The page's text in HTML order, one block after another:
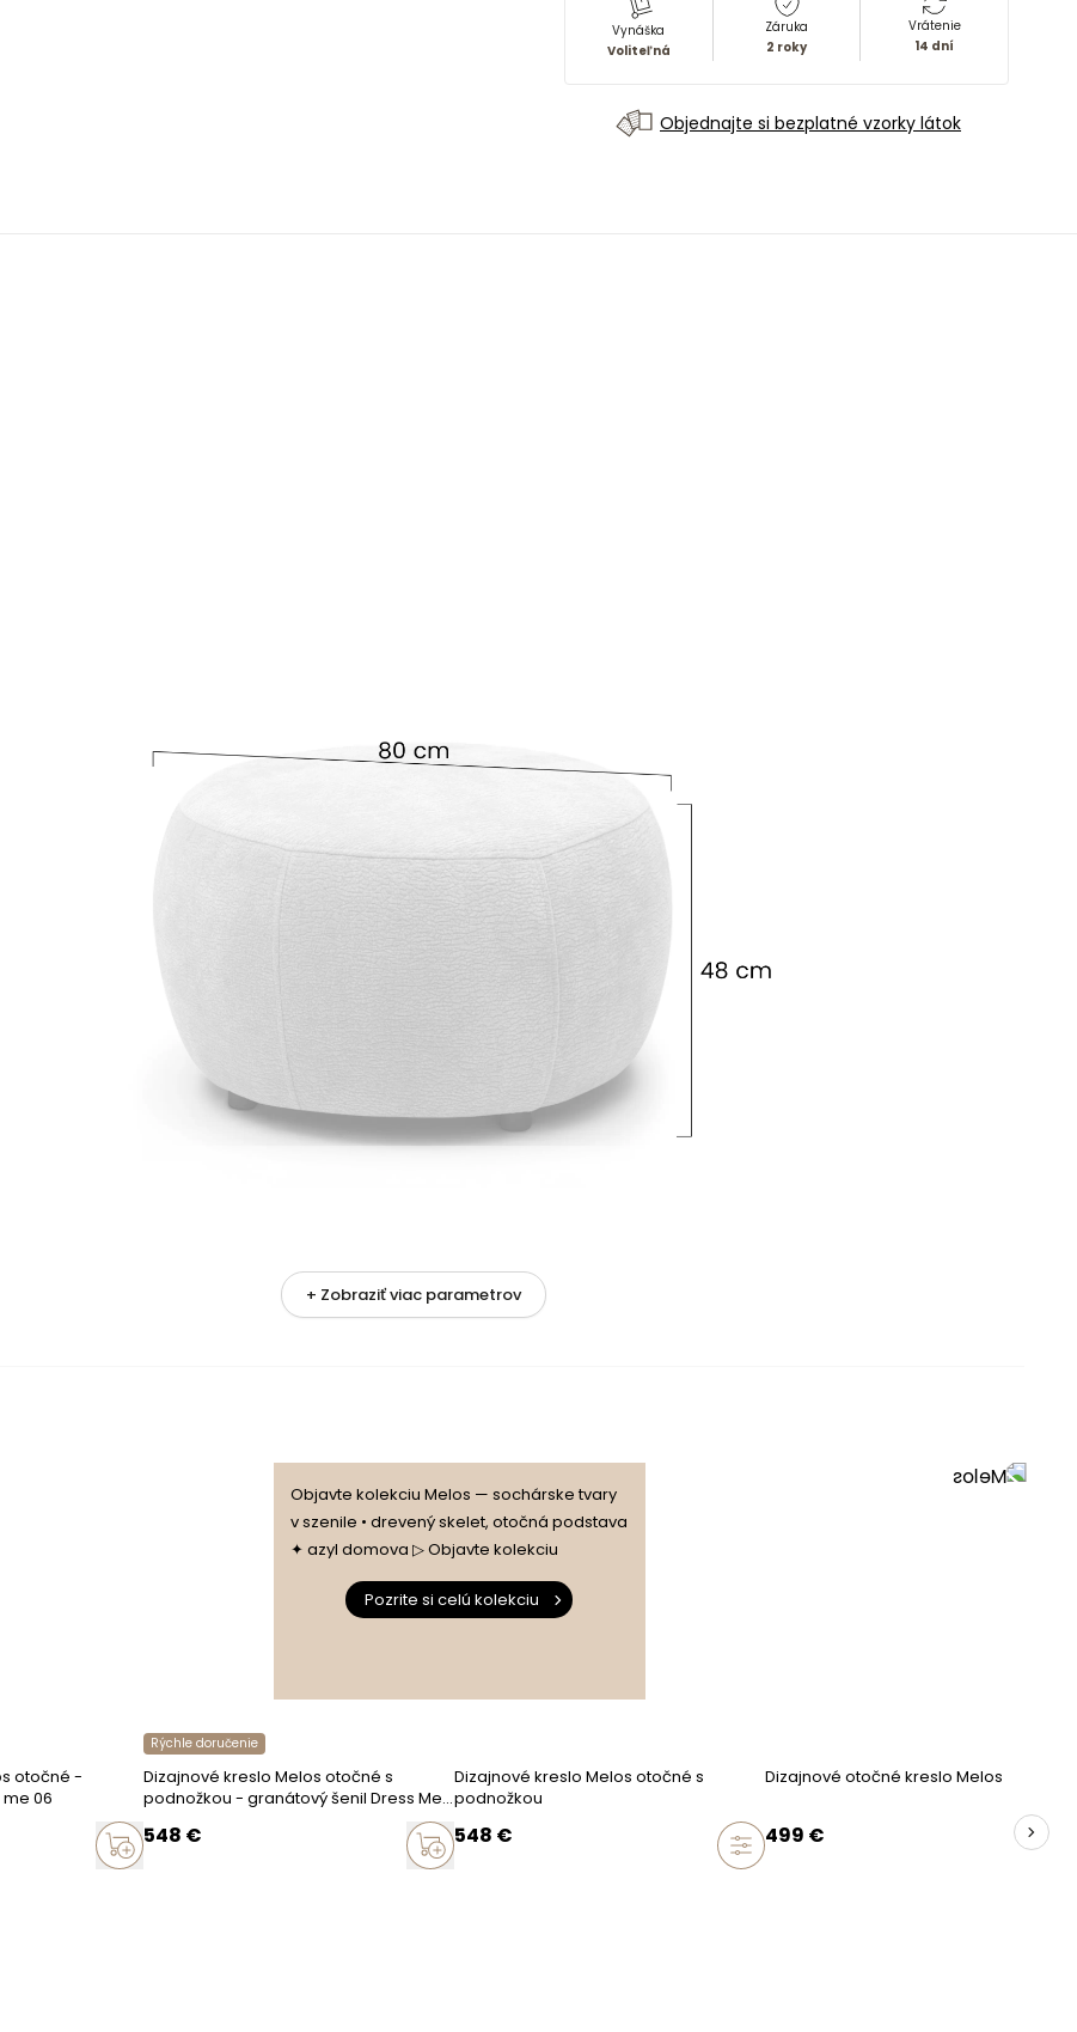
Vynáška
Voliteľná
Záruka
2 roky
Vrátenie
14 dní
Objednajte si bezplatné vzorky látok
drevotrieska
vysoko elastická pena HR
+ Zobraziť viac parametrov
Objavte kolekciu Melos — sochárske tvary
v szenile • drevený skelet, otočná podstava
✦ azyl domova ▷ Objavte kolekciu
Pozrite si celú kolekciu
otočné -
06
Rýchle doručenie
Dizajnové kreslo Melos otočné s
podnožkou - granátový šenil Dress Me
548 €
Dizajnové kreslo Melos otočné s
podnožkou
548 €
Dizajnové otočné kreslo Melos
499 €